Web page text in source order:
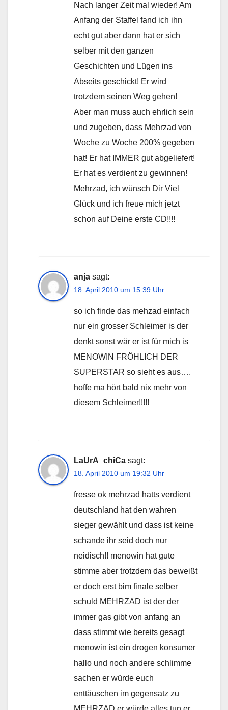
Nach langer Zeit mal wieder! Am
Anfang der Staffel fand ich ihn
echt gut aber dann hat er sich
selber mit den ganzen
Geschichten und Lügen ins
Abseits geschickt! Er wird
trotzdem seinen Weg gehen!
Aber man muss auch ehrlich sein
und zugeben, dass Mehrzad von
Woche zu Woche 200% gegeben
hat! Er hat IMMER gut abgeliefert!
Er hat es verdient zu gewinnen!
Mehrzad, ich wünsch Dir Viel
Glück und ich freue mich jetzt
schon auf Deine erste CD!!!!
anja sagt:
18. April 2010 um 15:39 Uhr
so ich finde das mehzad einfach
nur ein grosser Schleimer is der
denkt sonst wär er ist für mich is
MENOWIN FRÖHLICH DER
SUPERSTAR so sieht es aus….
hoffe ma hört bald nix mehr von
diesem Schleimer!!!!!
LaUrA_chiCa sagt:
18. April 2010 um 19:32 Uhr
fresse ok mehrzad hatts verdient
deutschland hat den wahren
sieger gewählt und dass ist keine
schande ihr seid doch nur
neidisch!! menowin hat gute
stimme aber trotzdem das beweißt
er doch erst bim finale selber
schuld MEHRZAD ist der der
immer gas gibt von anfang an
dass stimmt wie bereits gesagt
menowin ist ein drogen konsumer
hallo und noch andere schlimme
sachen er würde euch
enttäuschen im gegensatz zu